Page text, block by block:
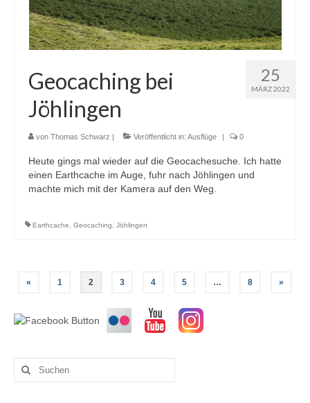
25
MÄRZ 2022
Geocaching bei
Jöhlingen
von Thomas Schwarz Veröffentlicht in: Ausflüge 0
Heute gings mal wieder auf die Geocachesuche. Ich hatte
einen Earthcache im Auge, fuhr nach Jöhlingen und
machte mich mit der Kamera auf den Weg.
Earthcache, Geocaching, Jöhlingen
Seitennummerierung
der
« 1 2 3 4 5 … 8 »
Suchen
nach: